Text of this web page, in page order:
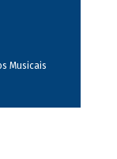
Musicais